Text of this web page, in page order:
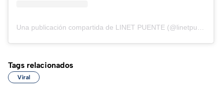
Tags relacionados
Viral